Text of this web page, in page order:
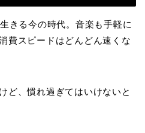
きる今の時代。音楽も手軽に
費スピードはどんどん速くな
ど、慣れ過ぎてはいけないと